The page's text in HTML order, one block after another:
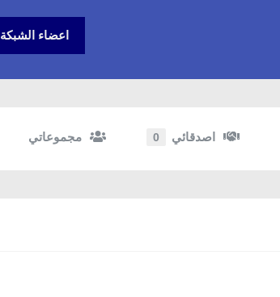
اعضاء الشبكة
اصدقائي 0 مجموعاتي